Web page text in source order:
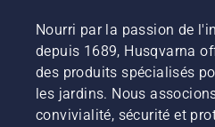
Nourri par la passion de
depuis 1689, Husqvarna
des produits spécialisés
les jardins. Nous
convivialité, sécurité et